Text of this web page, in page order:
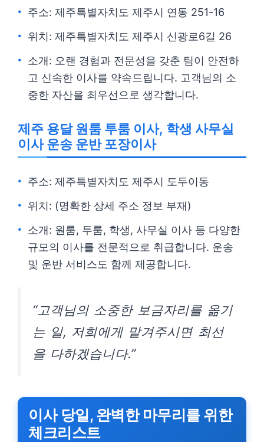
주소: 제주특별자치도 제주시 연동 251-16
위치: 제주특별자치도 제주시 신광로6길 26
소개: 오랜 경험과 전문성을 갖춘 팀이 안전하
고 신속한 이사를 약속드립니다. 고객님의 소
중한 자산을 최우선으로 생각합니다.
제주 용달 원룸 투룸 이사, 학생 사무실
이사 운송 운반 포장이사
주소: 제주특별자치도 제주시 도두이동
위치: (명확한 상세 주소 정보 부재)
소개: 원룸, 투룸, 학생, 사무실 이사 등 다양한
규모의 이사를 전문적으로 취급합니다. 운송
및 운반 서비스도 함께 제공합니다.
“고객님의 소중한 보금자리를 옮기
는 일, 저희에게 맡겨주시면 최선
을 다하겠습니다.”
이사 당일, 완벽한 마무리를 위한
체크리스트